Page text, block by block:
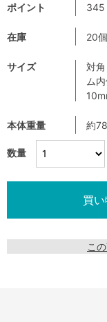
数量
ポイント 345
在庫 20
サイズ
対
ム
本体重量 約
こ